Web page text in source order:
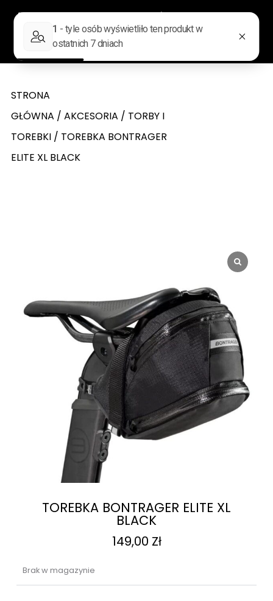
0
STRONA
GŁÓWNA / AKCESORIA / TORBY I
TOREBKI/ TOREBKA BONTRAGER
ELITE XL BLACK
TOREBKA BONTRAGER ELITE XL
BLACK
149,00 Zł
Brak w magazynie